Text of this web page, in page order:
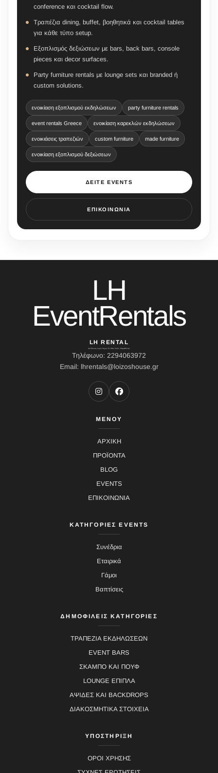
conference και cocktail flow.
Τραπέζια dining, buffet, βοηθητικά και cocktail tables
για κάθε τύπο setup.
Εξοπλισμός δεξιώσεων με bars, back bars, console
pieces και decor surfaces.
Party furniture rentals με lounge sets και branded ή
custom solutions.
ενοικίαση εξοπλισμού εκδηλώσεων party furniture rentals
event rentals Greece ενοικίαση καρεκλών εκδηλώσεων
ενοικιάσεις τραπεζιών custom furniture made furniture
ενοικίαση εξοπλισμού δεξιώσεων
ΔΕΊΤΕ EVENTS
ΕΠΙΚΟΙΝΩΝΊΑ
LH
EventRentals
LH RENTAL
Διεύθυνση: Ιερού Λόχου 10, Κάτω Σούλι, Μαραθώνας
Τηλέφωνο: 2294063972
Email: lhrentals@loizoshouse.gr
ΜΕΝΟΥ
ΑΡΧΙΚΗ
ΠΡΟΪΟΝΤΑ
BLOG
EVENTS
ΕΠΙΚΟΙΝΩΝΙΑ
ΚΑΤΗΓΟΡΙΕΣ EVENTS
Συνέδρια
Εταιρικά
Γάμοι
Βαπτίσεις
ΔΗΜΟΦΙΛΕΙΣ ΚΑΤΗΓΟΡΙΕΣ
ΤΡΑΠΕΖΙΑ ΕΚΔΗΛΩΣΕΩΝ
EVENT BARS
ΣΚΑΜΠΟ ΚΑΙ ΠΟΥΦ
LOUNGE ΕΠΙΠΛΑ
ΑΨΙΔΕΣ ΚΑΙ BACKDROPS
ΔΙΑΚΟΣΜΗΤΙΚΑ ΣΤΟΙΧΕΙΑ
ΥΠΟΣΤΗΡΙΞΗ
ΟΡΟΙ ΧΡΗΣΗΣ